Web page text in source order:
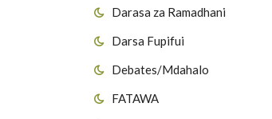
Darasa za Ramadhani
Darsa Fupifui
Debates/Mdahalo
FATAWA